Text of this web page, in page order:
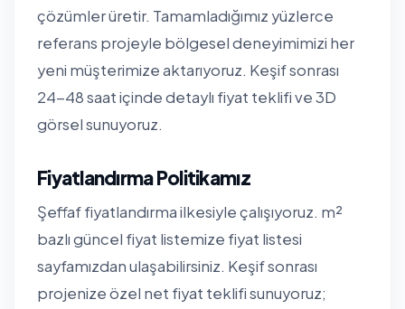
çözümler üretir. Tamamladığımız yüzlerce
referans projeyle bölgesel deneyimimizi her
yeni müşterimize aktarıyoruz. Keşif sonrası
24-48 saat içinde detaylı fiyat teklifi ve 3D
görsel sunuyoruz.
Fiyatlandırma Politikamız
Şeffaf fiyatlandırma ilkesiyle çalışıyoruz. m²
bazlı güncel fiyat listemize fiyat listesi
sayfamızdanulaşabilirsiniz. Keşif sonrası
projenize özel net fiyat teklifi sunuyoruz;